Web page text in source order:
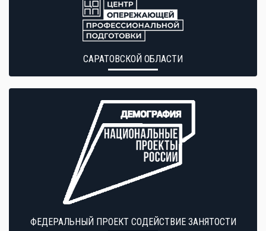
САРАТОВСКОЙ ОБЛАСТИ
ФЕДЕРАЛЬНЫЙ ПРОЕКТ СОДЕЙСТВИЕ ЗАНЯТОСТИ